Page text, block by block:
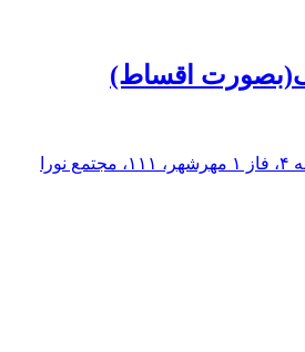
اقساط)
کرج شهر کرج کرج، منطقه ۴، فاز ۱ مهرشهر، ۱۱۱، ​مجتمع نورا